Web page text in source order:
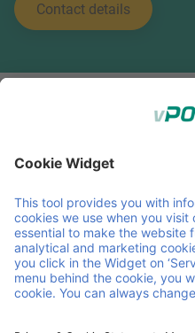
Contact details
;
Member of Faber Group
Link e documenti utili
Chi siamo